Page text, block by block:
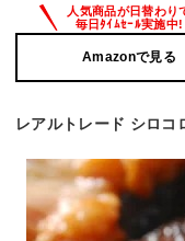
Amazonで見る
レアルトレード シロコ